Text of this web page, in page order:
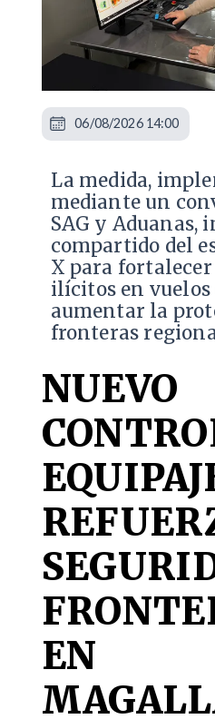
La medida,
mediante un
SAG y Aduanas,
compartido del
X para
ilícitos en
aumentar la
fronteras
NUEVO
EN
06/08/2026 14:00